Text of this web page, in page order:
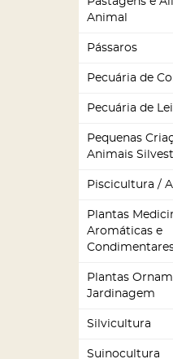
Animal
Pássaros
Pecuária de
Pecuária de
Pequenas
Animais
Piscicultura /
Plantas
Aromáticas e
Plantas
Jardinagem
Silvicultura
Suinocultura